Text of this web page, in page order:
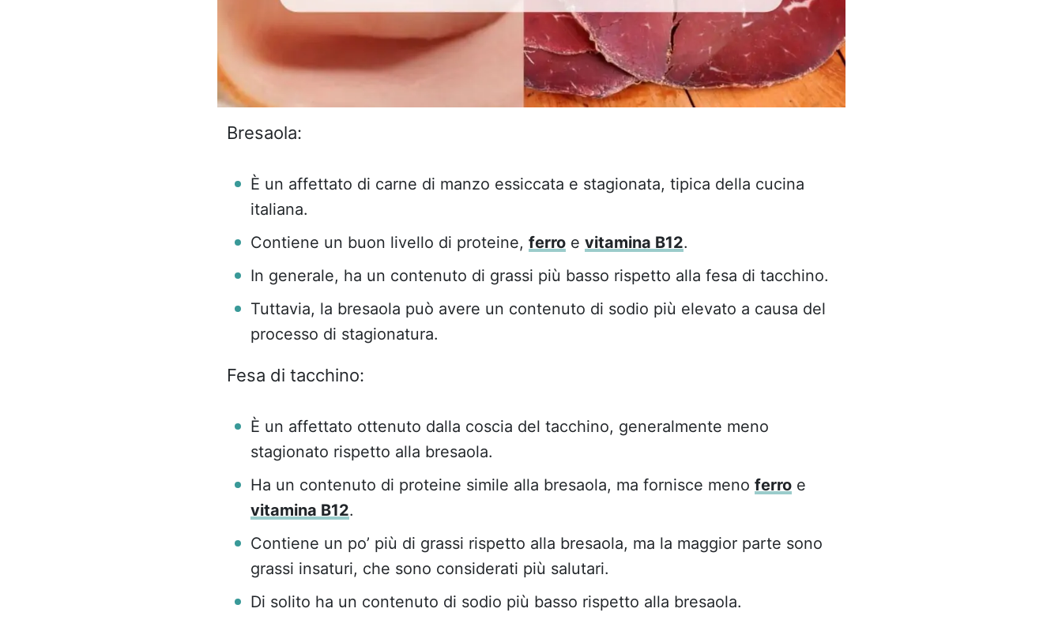
Bresaola:
È un affettato di carne di manzo essiccata e stagionata, tipica della cucina
italiana.
Contiene un buon livello di proteine, ferroe vitamina B12.
In generale, ha un contenuto di grassi più basso rispetto alla fesa di tacchino.
Tuttavia, la bresaola può avere un contenuto di sodio più elevato a causa del
processo di stagionatura.
Fesa di tacchino:
È un affettato ottenuto dalla coscia del tacchino, generalmente meno
stagionato rispetto alla bresaola.
Ha un contenuto di proteine simile alla bresaola, ma fornisce meno ferroe
vitamina B12.
Contiene un po’ più di grassi rispetto alla bresaola, ma la maggior parte sono
grassi insaturi, che sono considerati più salutari.
Di solito ha un contenuto di sodio più basso rispetto alla bresaola.